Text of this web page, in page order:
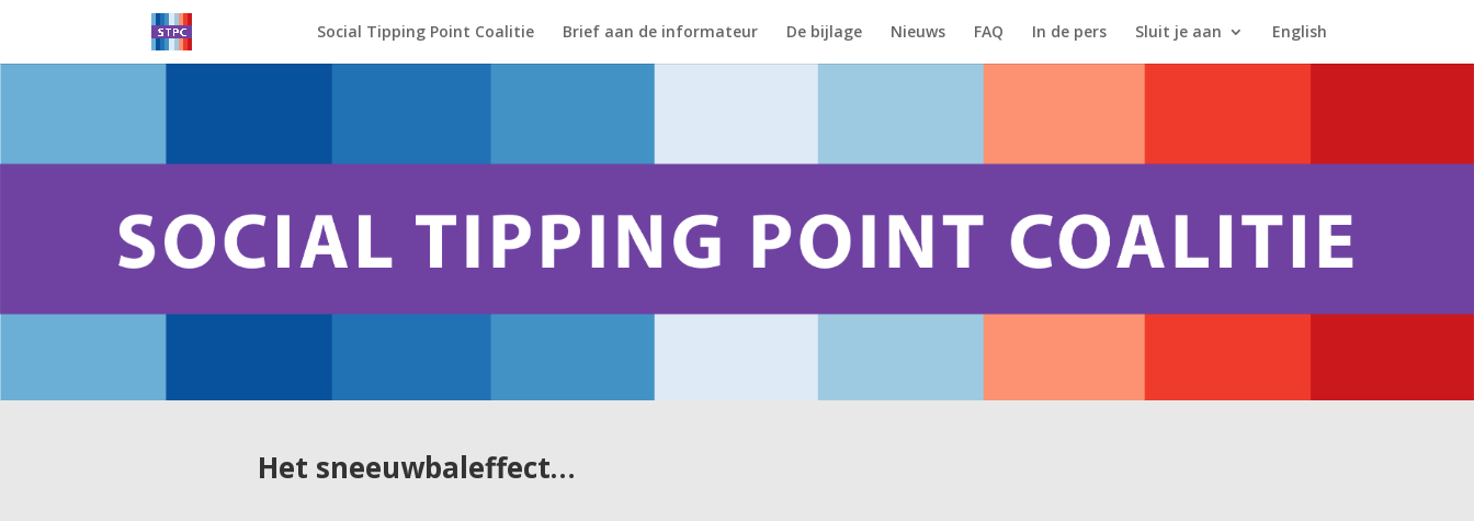
Social Tipping Point Coalitie Brief aan de informateur De bijlage Nieuws FAQ In de pers Sluit je aan English
Het sneeuwbaleffect…